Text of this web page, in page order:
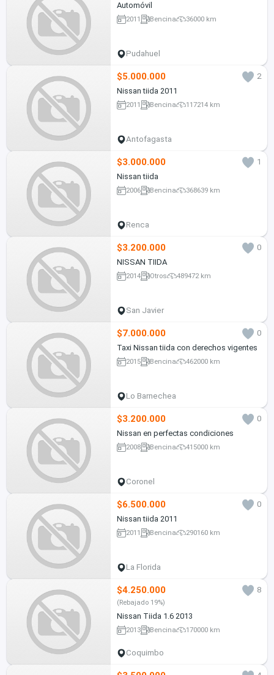
Automóvil
2011 Bencina 36000 km
Pudahuel
$5.000.000
2
Nissan tiida 2011
2011 Bencina 117214 km
Antofagasta
$3.000.000
1
Nissan tiida
2006 Bencina 368639 km
Renca
$3.200.000
0
NISSAN TIIDA
2014 Otros 489472 km
San Javier
$7.000.000
0
Taxi Nissan tiida con derechos vigentes
2015 Bencina 462000 km
Lo Barnechea
$3.200.000
0
Nissan en perfectas condiciones
2008 Bencina 415000 km
Coronel
$6.500.000
0
Nissan tiida 2011
2011 Bencina 290160 km
La Florida
$4.250.000 8
(Rebajado 19%)
Nissan Tiida 1.6 2013
2013 Bencina 170000 km
Coquimbo